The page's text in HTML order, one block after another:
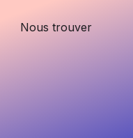
Nous trouver